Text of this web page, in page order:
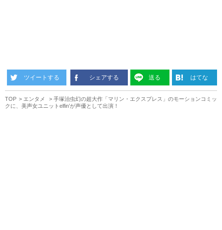
ツイートする シェアする 送る はてな
TOP エンタメ
手塚治虫幻の超大作「マリン・エクスプレス」のモーションコミッ
クに、美声女ユニットelfin’が声優として出演！